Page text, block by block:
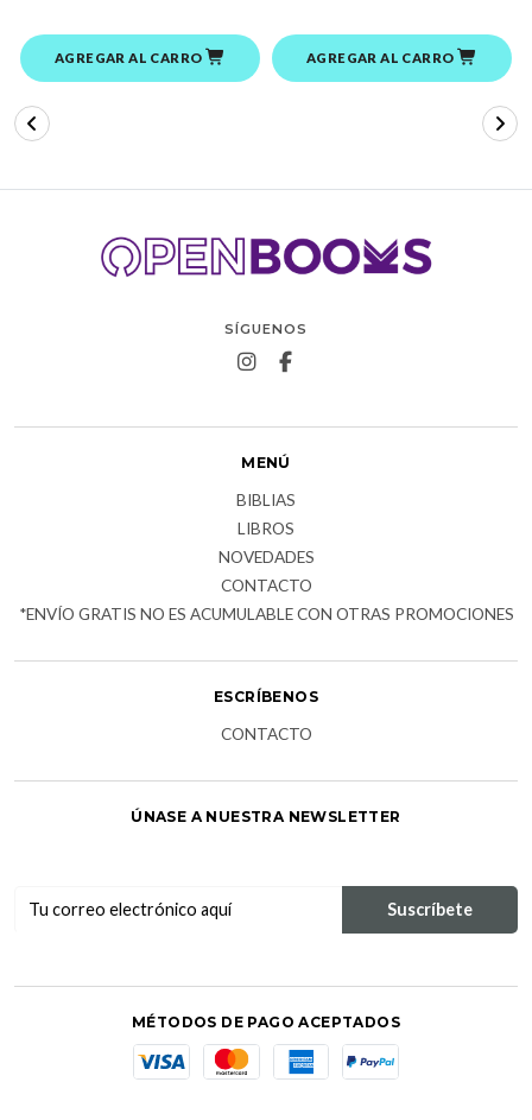
AGREGAR AL CARRO AGREGAR AL CARRO
SÍGUENOS
MENÚ
BIBLIAS
LIBROS
NOVEDADES
CONTACTO
*ENVÍO GRATIS NO ES ACUMULABLE CON OTRAS PROMOCIONES
ESCRÍBENOS
CONTACTO
ÚNASE A NUESTRA NEWSLETTER
MÉTODOS DE PAGO ACEPTADOS